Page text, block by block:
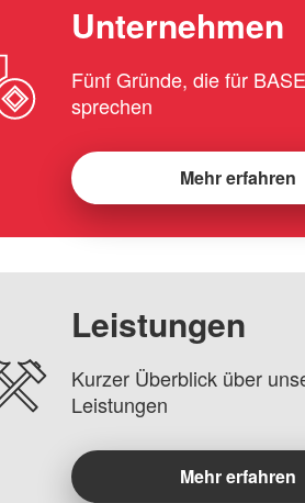
Unternehmen
Fünf Gründe, die für
sprechen
Mehr erfahren
Leistungen
Kurzer Überblick über
Leistungen
Mehr erfahren